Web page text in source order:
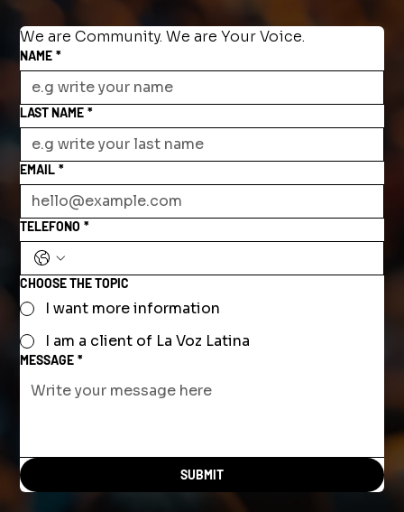
We are Community. We are Your Voice.
NAME *
LAST NAME *
EMAIL *
TELEFONO *
CHOOSE THE TOPIC
I want more information
I am a client of La Voz Latina
MESSAGE *
SUBMIT